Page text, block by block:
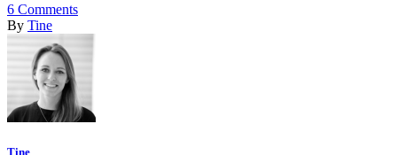
6 Comments
By Tine
Tine